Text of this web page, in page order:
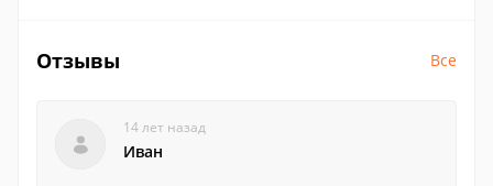
Отзывы Все
14 лет назад
Иван